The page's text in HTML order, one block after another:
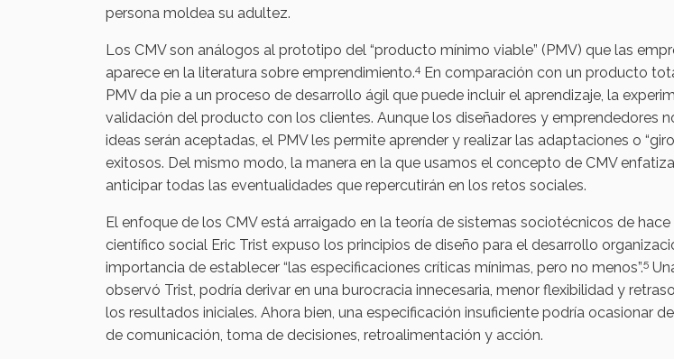
persona moldea su adultez.
Los CMV son análogos al prototipo del “producto mínimo viable” (PMV) que las
aparece en la literatura sobre emprendimiento.4 En comparación con un producto
PMV da pie a un proceso de desarrollo ágil que puede incluir el aprendizaje, la
validación del producto con los clientes. Aunque los diseñadores y emprendedores
ideas serán aceptadas, el PMV les permite aprender y realizar las adaptaciones o
exitosos. Del mismo modo, la manera en la que usamos el concepto de CMV
anticipar todas las eventualidades que repercutirán en los retos sociales.
El enfoque de los CMV está arraigado en la teoría de sistemas sociotécnicos de
científico social Eric Trist expuso los principios de diseño para el desarrollo
importancia de establecer “las especificaciones críticas mínimas, pero no menos”.5
observó Trist, podría derivar en una burocracia innecesaria, menor flexibilidad y
los resultados iniciales. Ahora bien, una especificación insuficiente podría ocasionar
de comunicación, toma de decisiones, retroalimentación y acción.